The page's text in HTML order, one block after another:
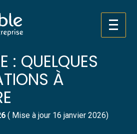
activité
humaines
CONTRÔLE
: QUELQUES
À
( Mise à jour 16 janvier 2026)